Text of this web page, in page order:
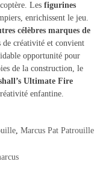
Les figurines
enrichissent le jeu.
célèbres marques de
de créativité et convient
opportunité pour
de la construction, le
Ultimate Fire
enfantine.
, Marcus Pat Patrouille